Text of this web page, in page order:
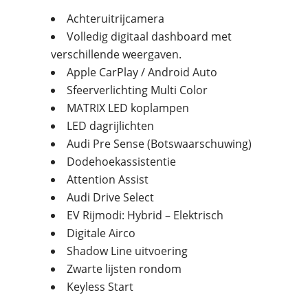
Achteruitrijcamera
Volledig digitaal dashboard met
verschillende weergaven.
Apple CarPlay / Android Auto
Sfeerverlichting Multi Color
MATRIX LED koplampen
LED dagrijlichten
Audi Pre Sense (Botswaarschuwing)
Dodehoekassistentie
Attention Assist
Audi Drive Select
EV Rijmodi: Hybrid – Elektrisch
Digitale Airco
Shadow Line uitvoering
Zwarte lijsten rondom
Keyless Start